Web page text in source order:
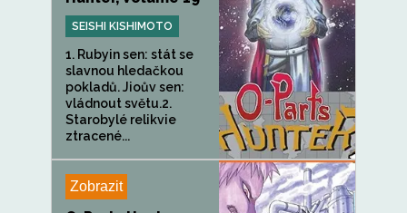
SEISHI KISHIMOTO
1. Rubyin sen: stát se
slavnou hledačkou
pokladů. Jioův sen:
vládnout světu.2.
Starobylé relikvie
ztracené...
Zobrazit